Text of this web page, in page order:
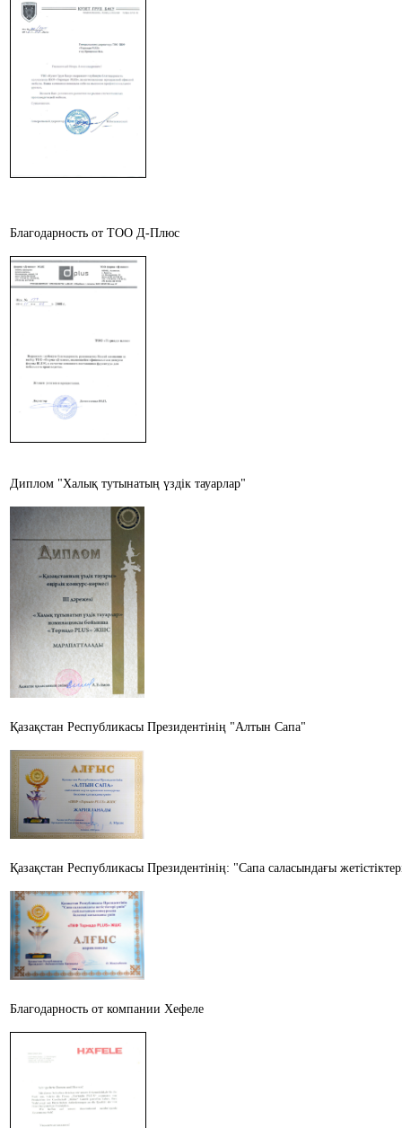
Благодарность от ТОО Д-Плюс
Диплом "Халық тутынатың үздік тауарлар"
Қазақстан Республикасы Президентінің "Алтын Сапа"
Қазақстан Республикасы Президентінің: "Сапа саласындағы
Благодарность от компании Хефеле